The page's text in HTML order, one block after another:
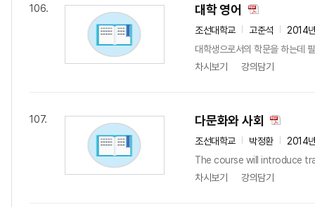
106. 대학 영어
조선대학교 고준석
2014
대학생으로서의 학문을 하는데
차시보기
강의담기
107. 다문화와 사회
조선대학교 박정환
2014
The course will introduce
차시보기
강의담기